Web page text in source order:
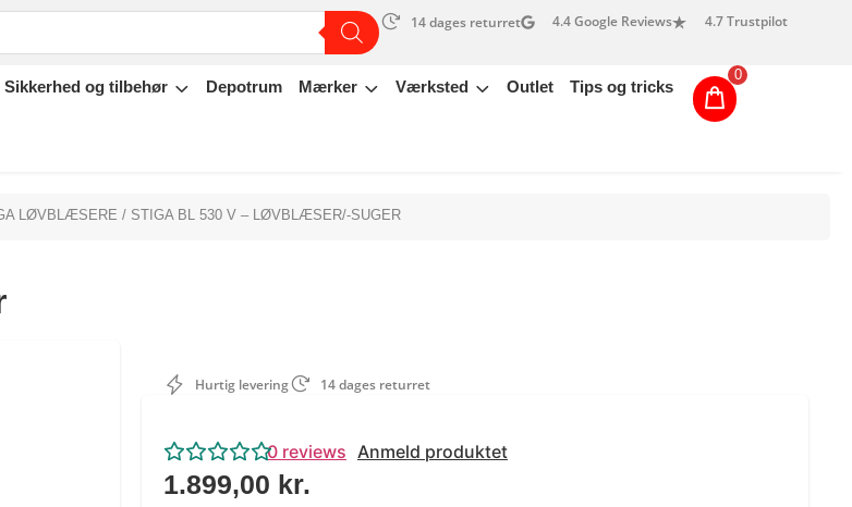
14 dages returret 4.4 Google Reviews 4.7 Trustpilot
Sikkerhed og tilbehør Depotrum Mærker Værksted Outlet Tips og tricks
0
LØVBLÆSERE / STIGA BL 530 V – LØVBLÆSER/-SUGER
Hurtig levering 14 dages returret
0 reviews Anmeld produktet
1.899,00 kr.